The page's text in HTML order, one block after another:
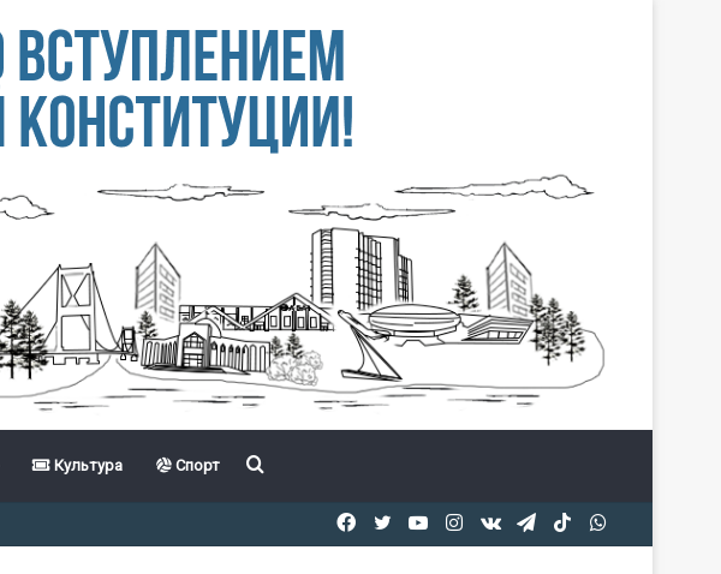
Культура Спорт Іздеу
TikTok
Telegram
vk.com
Instagram
YouTube
Twitter
Facebook